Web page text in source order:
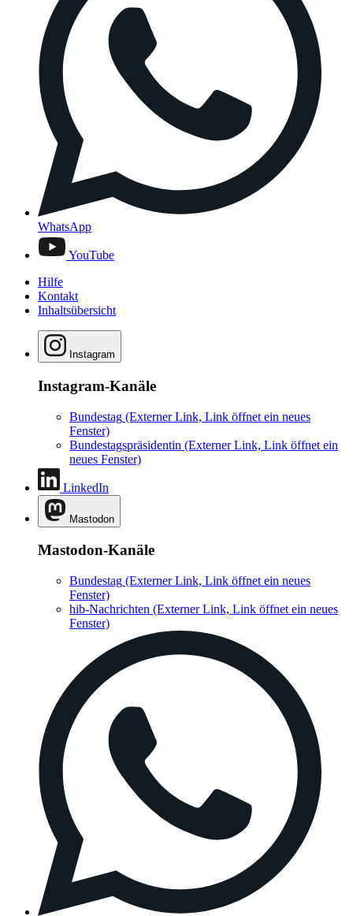
WhatsApp
YouTube
Hilfe
Kontakt
Inhaltsübersicht
Instagram
Instagram-Kanäle
Bundestag (Externer Link, Link öffnet ein neues
Fenster)
Bundestagspräsidentin (Externer Link, Link öffnet ein
neues Fenster)
LinkedIn
Mastodon
Mastodon-Kanäle
Bundestag (Externer Link, Link öffnet ein neues
Fenster)
hib-Nachrichten (Externer Link, Link öffnet ein neues
Fenster)